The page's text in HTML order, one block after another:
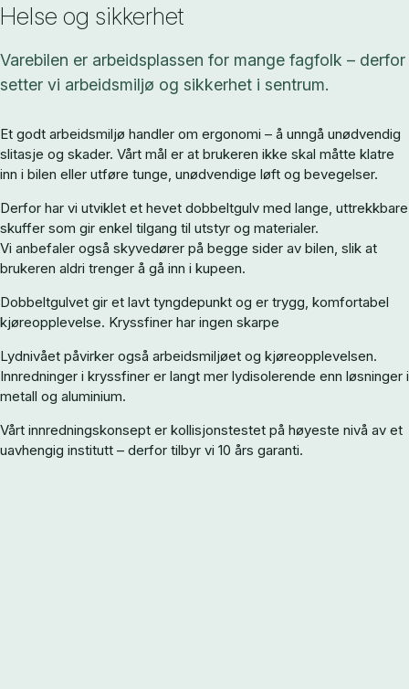
Helse og sikkerhet
Varebilen er arbeidsplassen for mange fagfolk – derfor
setter vi arbeidsmiljø og sikkerhet i sentrum.
Et godt arbeidsmiljø handler om ergonomi – å unngå unødvendig
slitasje og skader. Vårt mål er at brukeren ikke skal måtte klatre
inn i bilen eller utføre tunge, unødvendige løft og bevegelser.
Derfor har vi utviklet et hevet dobbeltgulv med lange, uttrekkbare
skuffer som gir enkel tilgang til utstyr og materialer.
Vi anbefaler også skyvedører på begge sider av bilen, slik at
brukeren aldri trenger å gå inn i kupeen.
Dobbeltgulvet gir et lavt tyngdepunkt og er trygg, komfortabel
kjøreopplevelse. Kryssfiner har ingen skarpe
Lydnivået påvirker også arbeidsmiljøet og kjøreopplevelsen.
Innredninger i kryssfiner er langt mer lydisolerende enn løsninger i
metall og aluminium.
Vårt innredningskonsept er kollisjonstestet på høyeste nivå av et
uavhengig institutt – derfor tilbyr vi 10 års garanti.